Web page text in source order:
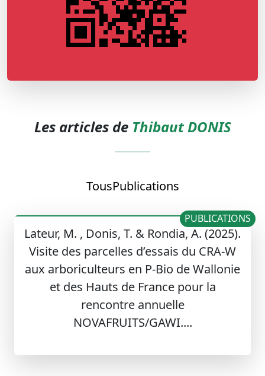
Les articles de Thibaut DONIS
TousPublications
Lateur, M. , Donis, T. & Rondia, A. (2025).
Visite des parcelles d’essais du CRA-W
aux arboriculteurs en P-Bio de Wallonie
et des Hauts de France pour la
rencontre annuelle
NOVAFRUITS/GAWI....
PUBLICATIONS